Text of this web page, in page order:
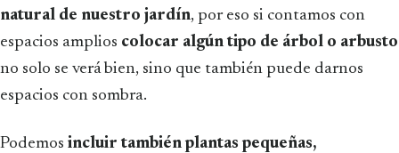
natural de nuestro jardín, por eso si contamos con
espacios amplios colocar algún tipo de árbol o arbusto
no solo se verá bien, sino que también puede darnos
espacios con sombra.
Podemos incluir también plantas pequeñas,